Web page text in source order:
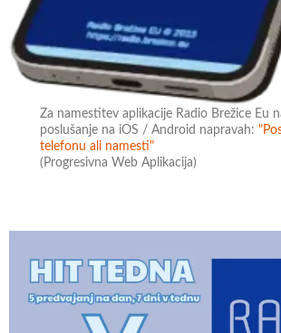
Za namestitev aplikacije Radio Brežice Eu
poslušanje na iOS / Android napravah:
telefonu ali namesti"
(Progresivna Web Aplikacija)